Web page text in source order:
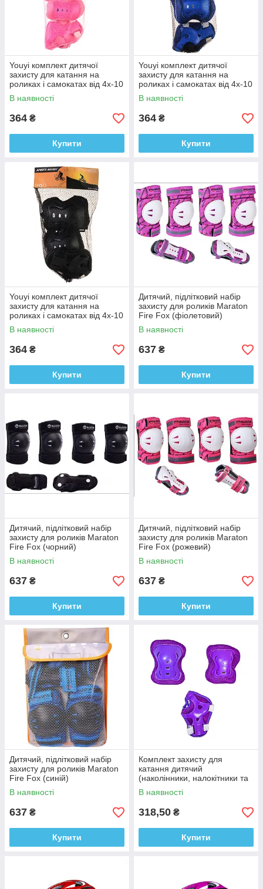
Youyi комплект дитячої
захисту для катання на
роликах і самокатах від 4х-10
років(рожевий)
В наявності
364 ₴
Купити
Youyi комплект дитячої
захисту для катання на
роликах і самокатах від 4х-10
років(синій)
В наявності
364 ₴
Купити
Youyi комплект дитячої
захисту для катання на
роликах і самокатах від 4х-10
років (чорний)
В наявності
364 ₴
Купити
Дитячий, підлітковий набір
захисту для роликів Maraton
Fire Fox (фіолетовий)
В наявності
637 ₴
Купити
Дитячий, підлітковий набір
захисту для роликів Maraton
Fire Fox (чорний)
В наявності
637 ₴
Купити
Дитячий, підлітковий набір
захисту для роликів Maraton
Fire Fox (рожевий)
В наявності
637 ₴
Купити
Дитячий, підлітковий набір
захисту для роликів Maraton
Fire Fox (синій)
В наявності
637 ₴
Купити
Комплект захисту для
катання дитячий
(наколінники, налокітники та
накладки на долоні) Sport
Series Фіолетовий
В наявності
318,50 ₴
Купити